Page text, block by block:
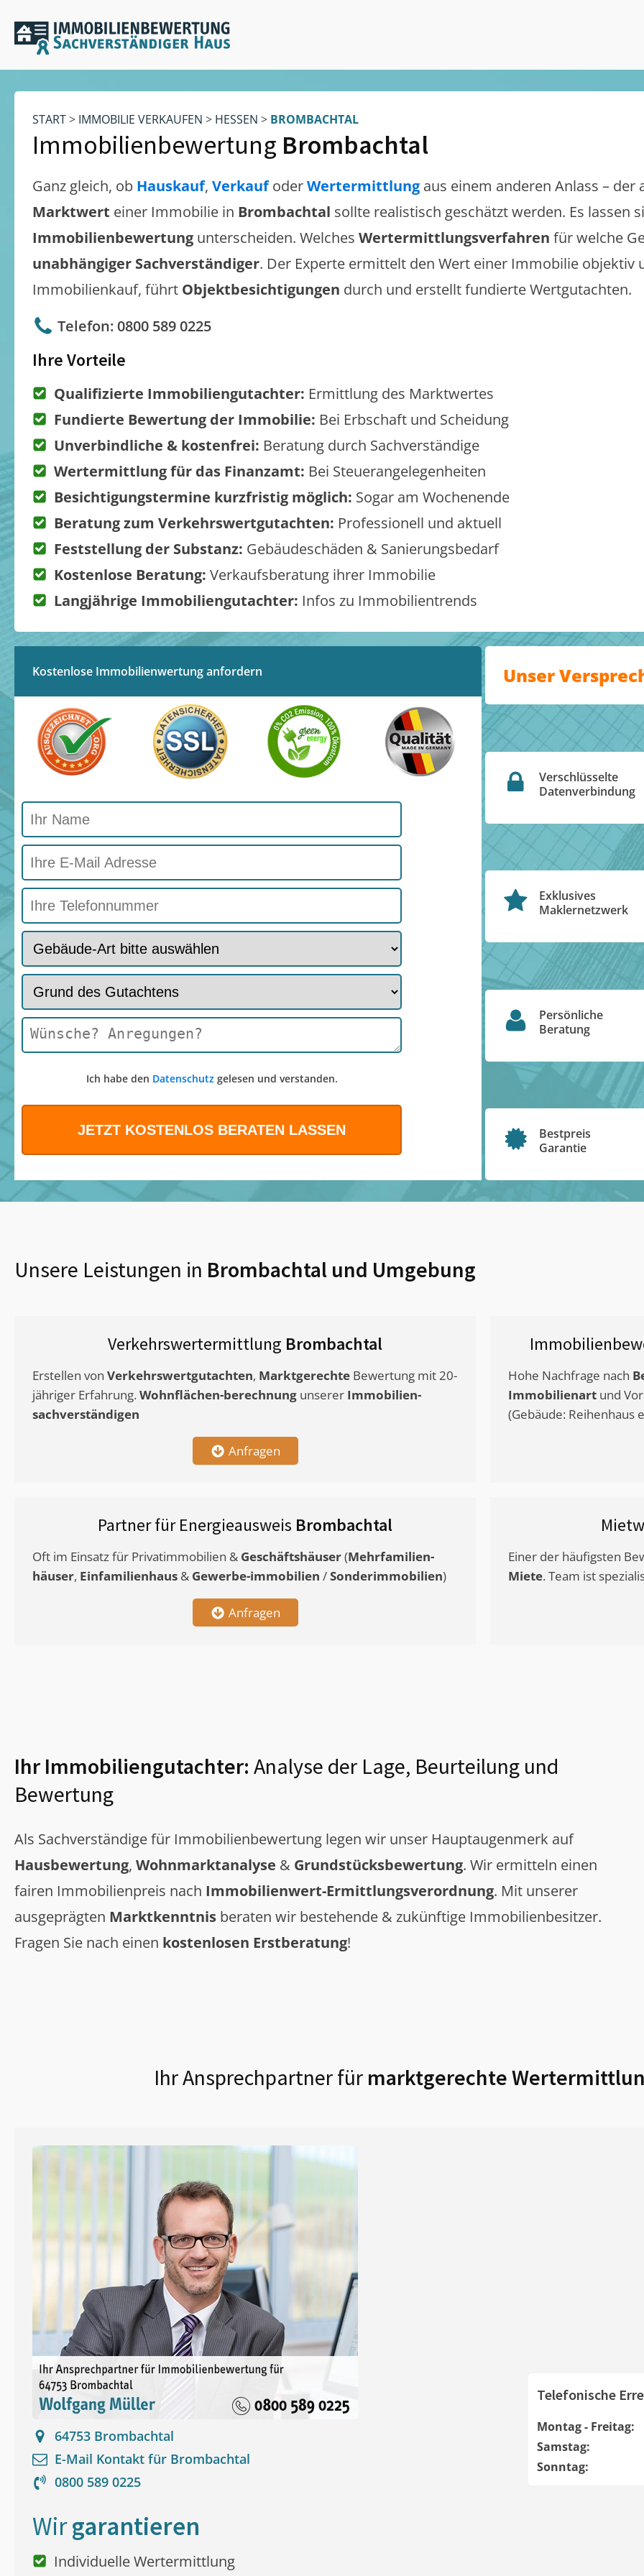
START> IMMOBILIE VERKAUFEN > HESSEN > BROMBACHTAL
Immobilienbewertung Brombachtal
Ganz gleich, ob Hauskauf, VerkaufoderWertermittlung aus einem anderen Anlass – der
Marktwert einer Immobilie in Brombachtal sollte realistisch geschätzt werden. Es lassen
Immobilienbewertung unterscheiden. Welches Wertermittlungsverfahren für welche
unabhängiger Sachverständiger. Der Experte ermittelt den Wert einer Immobilie objektiv
Immobilienkauf, führt Objektbesichtigungen durch und erstellt fundierte Wertgutachten.
Telefon: 0800 589 0225
Ihre Vorteile
Qualifizierte Immobiliengutachter: Ermittlung des Marktwertes
Fundierte Bewertung der Immobilie: Bei Erbschaft und Scheidung
Unverbindliche & kostenfrei: Beratung durch Sachverständige
Wertermittlung für das Finanzamt: Bei Steuerangelegenheiten
Besichtigungstermine kurzfristig möglich: Sogar am Wochenende
Beratung zum Verkehrswertgutachten: Professionell und aktuell
Feststellung der Substanz: Gebäudeschäden & Sanierungsbedarf
Kostenlose Beratung: Verkaufsberatung ihrer Immobilie
Langjährige Immobiliengutachter: Infos zu Immobilientrends
Kostenlose Immobilienwertung anfordern
Ich habe den Datenschutzgelesen und verstanden.
Unser
Verschlüsselte
Datenverbindung
Exklusives
Maklernetzwerk
Persönliche
Beratung
Bestpreis
Garantie
Unsere Leistungen in Brombachtal und Umgebung
Verkehrswertermittlung Brombachtal
Erstellen von Verkehrswertgutachten, Marktgerechte Bewertung mit 20-
jähriger Erfahrung. Wohnflächen-berechnung unserer Immobilien-
sachverständigen
Anfragen
Hohe Nachfrage nach
Immobilienart und
(Gebäude: Reihenhaus
Partner für Energieausweis Brombachtal
Oft im Einsatz für Privatimmobilien & Geschäftshäuser(Mehrfamilien-
häuser, Einfamilienhaus & Gewerbe-immobilien /Sonderimmobilien)
Anfragen
Einer der häufigsten
Miete. Team ist
Ihr Immobiliengutachter: Analyse der Lage, Beurteilung und
Bewertung
Als Sachverständige für Immobilienbewertung legen wir unser Hauptaugenmerk auf
Hausbewertung, Wohnmarktanalyse & Grundstücksbewertung. Wir ermitteln einen
fairen Immobilienpreis nach Immobilienwert-Ermittlungsverordnung. Mit unserer
ausgeprägten Marktkenntnis beraten wir bestehende & zukünftige Immobilienbesitzer.
Fragen Sie nach einen kostenlosen Erstberatung!
Ihr Ansprechpartner fürmarktgerechte
64753 Brombachtal
E-Mail Kontakt für Brombachtal
0800 589 0225
Telefonische
Montag - Freitag:
Samstag:
Sonntag:
Wirgarantieren
Individuelle Wertermittlung